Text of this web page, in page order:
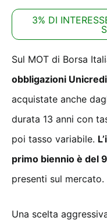
3% DI
Sul MOT di Borsa
obbligazioni
acquistate anche
durata 13 anni con
poi tasso variabile.
primo biennio è del
presenti sul mercato.
Una scelta